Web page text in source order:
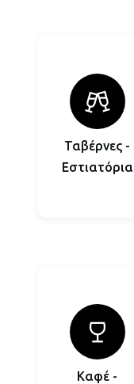
Ταβέρνες -
Εστιατόρια
Καφέ -